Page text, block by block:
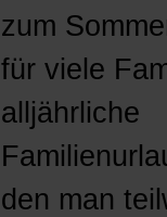
zum
für viele
alljährliche
den man